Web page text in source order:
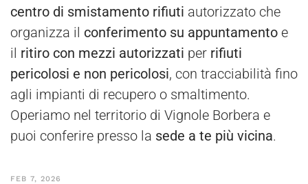
centro di smistamento rifiuti autorizzato che
organizza il conferimento su appuntamento e
il ritiro con mezzi autorizzati per rifiuti
pericolosi e non pericolosi, con tracciabilità fino
agli impianti di recupero o smaltimento.
Operiamo nel territorio di Vignole Borbera e
puoi conferire presso la sede a te più vicina.
FEB 7, 2026